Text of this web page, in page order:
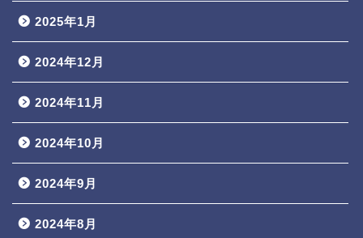
2025年1月
2024年12月
2024年11月
2024年10月
2024年9月
2024年8月